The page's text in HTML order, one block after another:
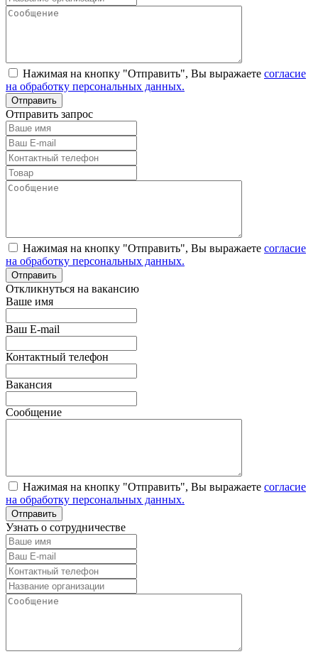
Нажимая на кнопку "Отправить", Вы выражаете согласие
на обработку персональных данных.
Отправить запрос
Нажимая на кнопку "Отправить", Вы выражаете согласие
на обработку персональных данных.
Откликнуться на вакансию
Ваше имя
Ваш E-mail
Контактный телефон
Вакансия
Сообщение
Нажимая на кнопку "Отправить", Вы выражаете согласие
на обработку персональных данных.
Узнать о сотрудничестве